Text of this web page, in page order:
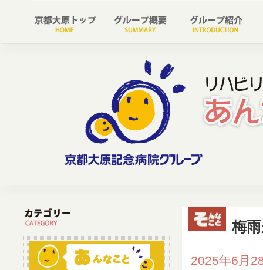
梅
2025年6月